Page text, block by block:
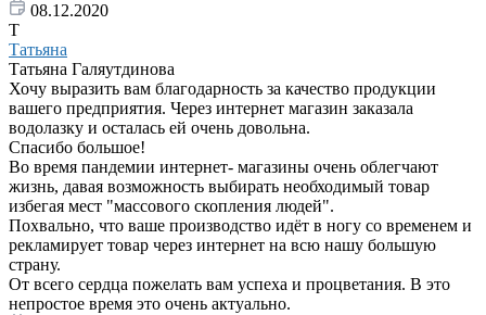
08.12.2020
Т
Татьяна
Татьяна Галяутдинова
Хочу выразить вам благодарность за качество продукции
вашего предприятия. Через интернет магазин заказала
водолазку и осталась ей очень довольна.
Спасибо большое!
Во время пандемии интернет- магазины очень облегчают
жизнь, давая возможность выбирать необходимый товар
избегая мест "массового скопления людей".
Похвально, что ваше производство идёт в ногу со временем и
рекламирует товар через интернет на всю нашу большую
страну.
От всего сердца пожелать вам успеха и процветания. В это
непростое время это очень актуально.